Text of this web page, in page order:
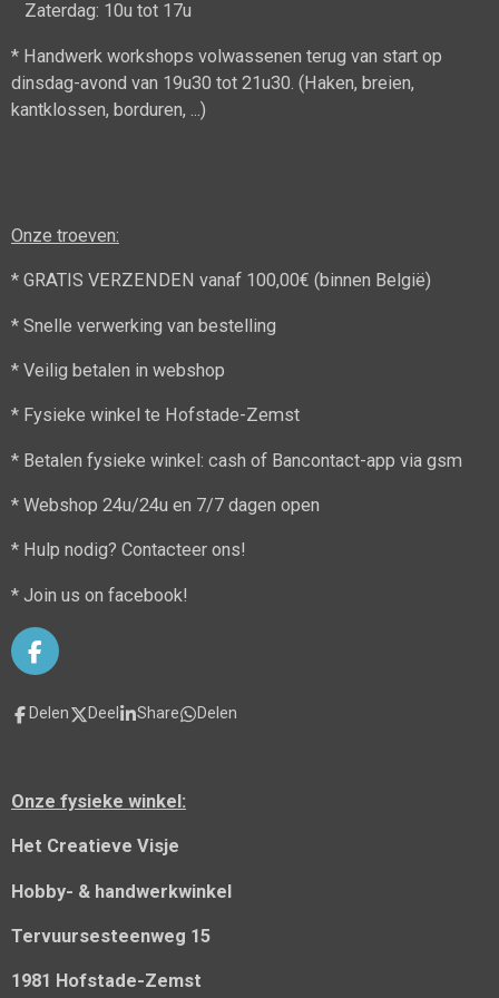
Zaterdag: 10u tot 17u
* Handwerk workshops volwassenen terug van start op
dinsdag-avond van 19u30 tot 21u30. (Haken, breien,
kantklossen, borduren, ...)
Onze troeven:
* GRATIS VERZENDEN vanaf 100,00€ (binnen België)
* Snelle verwerking van bestelling
* Veilig betalen in webshop
* Fysieke winkel te Hofstade-Zemst
* Betalen fysieke winkel: cash of Bancontact-app via gsm
* Webshop 24u/24u en 7/7 dagen open
* Hulp nodig? Contacteer ons!
* Join us on facebook!
F
a
c
e
k
Delen Deel Share Delen
Onze fysieke winkel:
Het Creatieve Visje
Hobby- & handwerkwinkel
Tervuursesteenweg 15
1981 Hofstade-Zemst